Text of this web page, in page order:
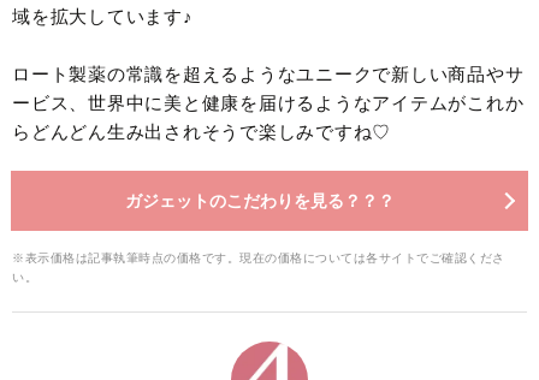
域を拡大しています♪
ロート製薬の常識を超えるようなユニークで新しい商品やサ
ービス、世界中に美と健康を届けるようなアイテムがこれか
らどんどん生み出されそうで楽しみですね♡
ガジェットのこだわりを見る？？？
※表示価格は記事執筆時点の価格です。現在の価格については各サイトでご確認くださ
い。